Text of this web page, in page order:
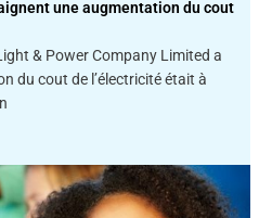
une augmentation du cout
& Power Company Limited a
du cout de l’électricité était à